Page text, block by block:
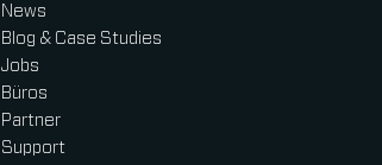
News
Blog & Case Studies
Jobs
Büros
Partner
Support